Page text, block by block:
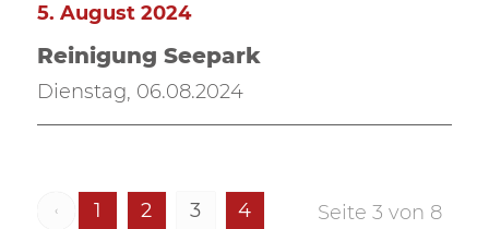
Reinigung Seepark
5. August 2024
Dienstag, 06.08.2024
Seite 3 von 8
‹ 1 2 3
4